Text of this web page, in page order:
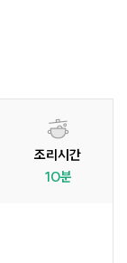
조리시간
10분